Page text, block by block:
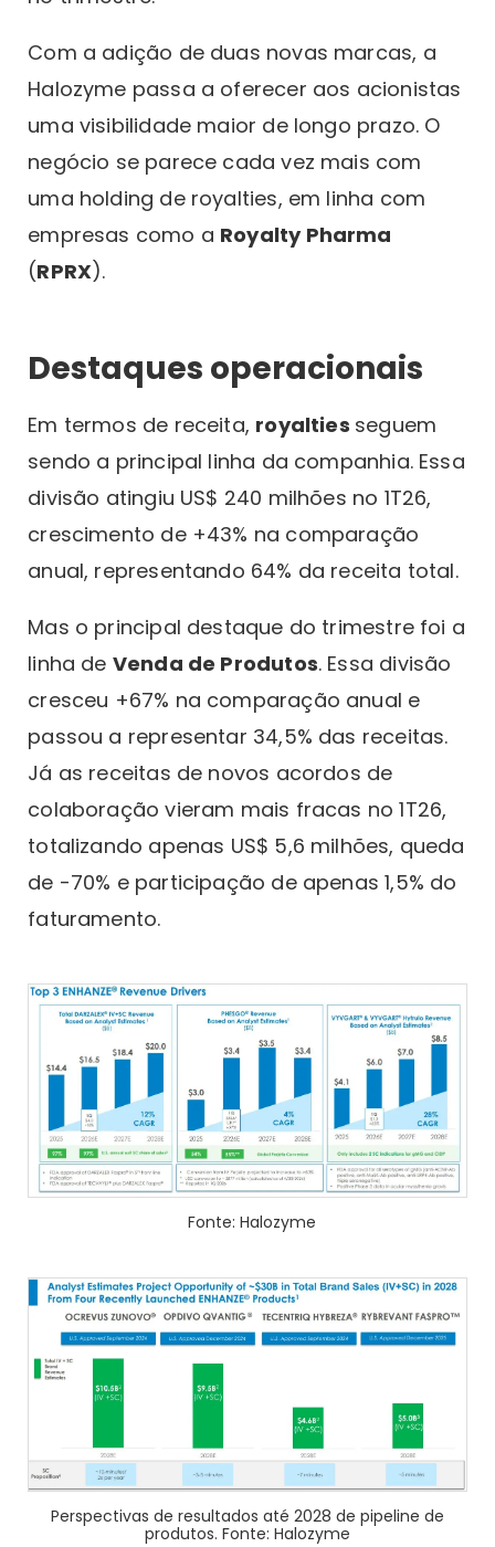
Com a adição de duas novas marcas, a
Halozyme passa a oferecer aos acionistas
uma visibilidade maior de longo prazo. O
negócio se parece cada vez mais com
uma holding de royalties, em linha com
empresas como a Royalty Pharma
(RPRX).
Destaques operacionais
Em termos de receita, royalties seguem
sendo a principal linha da companhia. Essa
divisão atingiu US$ 240 milhões no 1T26,
crescimento de +43% na comparação
anual, representando 64% da receita total.
Mas o principal destaque do trimestre foi a
linha de Venda de Produtos. Essa divisão
cresceu +67% na comparação anual e
passou a representar 34,5% das receitas.
Já as receitas de novos acordos de
colaboração vieram mais fracas no 1T26,
totalizando apenas US$ 5,6 milhões, queda
de -70% e participação de apenas 1,5% do
faturamento.
Fonte: Halozyme
Perspectivas de resultados até 2028 de pipeline de
produtos. Fonte: Halozyme